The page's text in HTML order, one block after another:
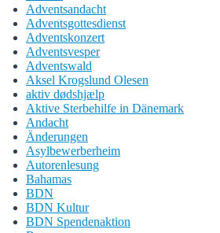
Adventsandacht
Adventsgottesdienst
Adventskonzert
Adventsvesper
Adventswald
Aksel Krogslund Olesen
aktiv dødshjælp
Aktive Sterbehilfe in Dänemark
Andacht
Änderungen
Asylbewerberheim
Autorenlesung
Bahamas
BDN
BDN Kultur
BDN Spendenaktion